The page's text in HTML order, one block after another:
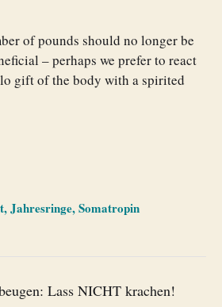
of pounds should no longer be
– perhaps we prefer to react
gift of the body with a spirited
,Jahresringe,Somatropin
Lass NICHT krachen!